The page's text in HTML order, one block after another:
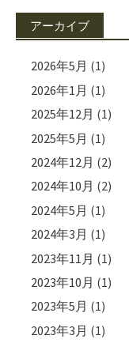
アーカイブ
2026年5月 (1)
2026年1月 (1)
2025年12月 (1)
2025年5月 (1)
2024年12月 (2)
2024年10月 (2)
2024年5月 (1)
2024年3月 (1)
2023年11月 (1)
2023年10月 (1)
2023年5月 (1)
2023年3月 (1)